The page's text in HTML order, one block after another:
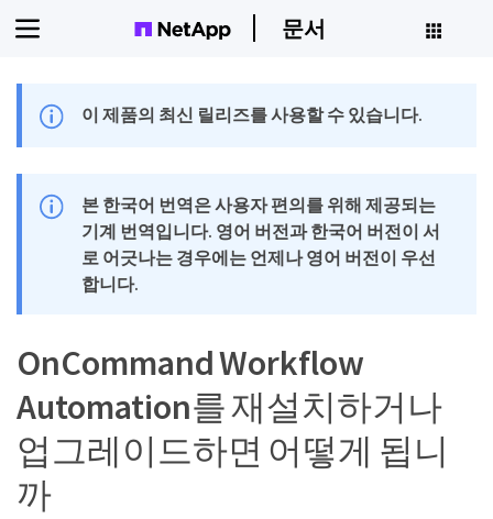
문서
이 제품의 최신 릴리즈를 사용할 수 있습니다.
본 한국어 번역은 사용자 편의를 위해 제공되는
기계 번역입니다. 영어 버전과 한국어 버전이 서
로 어긋나는 경우에는 언제나 영어 버전이 우선
합니다.
OnCommand Workflow
Automation를 재설치하거나
업그레이드하면 어떻게 됩니
까